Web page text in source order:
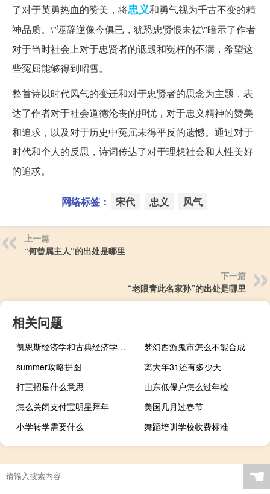
了对于英勇热血的赞美，将忠义和勇气视为千古不变的精
神品质。\"诬辞逆像今俱已，犹恐忠贤恨未祛\"暗示了作者
对于当时社会上对于忠贤者的诋毁和冤枉的不满，希望这
些冤屈能够得到昭雪。
整首诗以时代风气的变迁和对于忠贤者的思念为主题，表
达了作者对于社会道德沦丧的担忧，对于忠义精神的赞美
和追求，以及对于历史中冤屈未得平反的遗憾。通过对于
时代和个人的反思，诗词传达了对于理想社会和人性美好
的追求。
网络标签： 宋代 忠义 风气
上一篇
“何曾属主人”的出处是哪里
下一篇
“老眼青此名家孙”的出处是哪里
相关问题
凯恩斯经济学和古典经济学的区别
梦幻西游鬼市怎么不能合成
summer攻略拼图
离大年31还有多少天
打三招是什么意思
山东低保户怎么过年检
怎么关闭支付宝明星拜年
美国几月过春节
小学转学需要什么
舞蹈培训学校收费标准
☚